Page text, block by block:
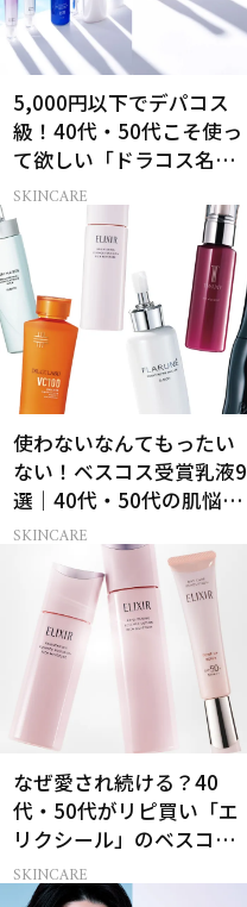
5,000円以下でデパコス
級！40代・50代こそ使っ
て欲しい「ドラコス名品
UV」12選
SKINCARE
使わないなんてもったい
ない！ベスコス受賞乳液9
選｜40代・50代の肌悩み
別まとめ
SKINCARE
なぜ愛され続ける？40
代・50代がリピ買い「エ
リクシール」のベスコス
受賞名品3選
SKINCARE